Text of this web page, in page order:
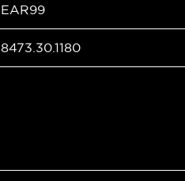
EAR99
8473.30.1180